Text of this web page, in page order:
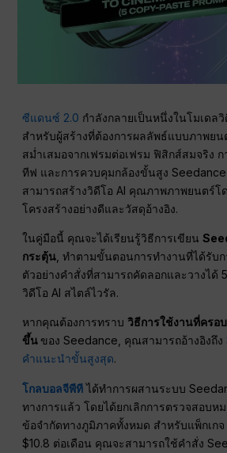
ซีแดนซ์ 2.0 กำลังกลายเป็นหนึ่งในโมเดล
สำหรับผู้สร้างที่ต้องการผลลัพธ์แบบภาพย
สม่ำเสมอจากเฟรมต่อเฟรม ฟิสิกส์สมจริง ก
ทีฟ และการควบคุมกล้องขั้นสูง
สามารถสร้างวิดีโอ AI คุณภาพภาพยนตร์โ
โครงสร้างอย่างดีและวัสดุอ้างอิง.
ในคู่มือนี้ คุณจะได้เรียนรู้วิธีการเขียน
กระตุ้น , ทำตามขั้นตอนการทำงานที่ได้รับ
ตัวอย่างคำสั่งที่สามารถคัดลอกและวางได้
วิดีโอ AI สไตล์ไวรัล.
หากคุณต้องการทราบวิธีการใช้งานที่ครอ
ขึ้น ของ Seedance, คุณสามารถอ้างอิงถึง
คำแนะนำขั้นสูงสุด.
โกลบอลจีพีทีได้ทำการผสานระบบ
ทางการแล้ว โดยได้ยกเลิกการตรวจสอบห
ข้อจำกัดทางภูมิภาคทั้งหมด สำหรับแพ็กเกจ
$10.8 ต่อเดือน คุณจะสามารถใช้คำสั่ง